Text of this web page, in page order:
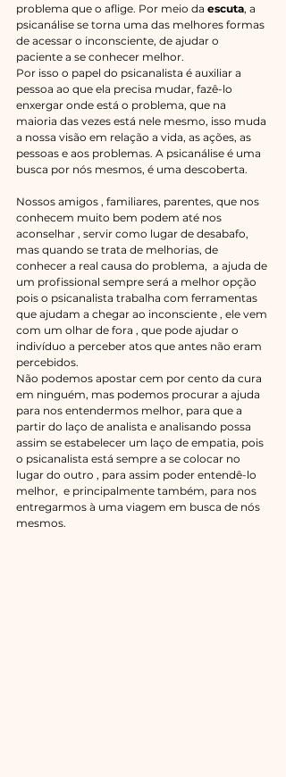
problema que o aflige. Por meio da escuta, a
psicanálise se torna uma das melhores formas
de acessar o inconsciente, de ajudar o
paciente a se conhecer melhor.
Por isso o papel do psicanalista é auxiliar a
pessoa ao que ela precisa mudar, fazê-lo
enxergar onde está o problema, que na
maioria das vezes está nele mesmo, isso muda
a nossa visão em relação a vida, as ações, as
pessoas e aos problemas. A psicanálise é uma
busca por nós mesmos, é uma descoberta.
Nossos amigos , familiares, parentes, que nos
conhecem muito bem podem até nos
aconselhar , servir como lugar de desabafo,
mas quando se trata de melhorias, de
conhecer a real causa do problema,  a ajuda de
um profissional sempre será a melhor opção
pois o psicanalista trabalha com ferramentas
que ajudam a chegar ao inconsciente , ele vem
com um olhar de fora , que pode ajudar o
indivíduo a perceber atos que antes não eram
percebidos.
Não podemos apostar cem por cento da cura
em ninguém, mas podemos procurar a ajuda
para nos entendermos melhor, para que a
partir do laço de analista e analisando possa
assim se estabelecer um laço de empatia, pois
o psicanalista está sempre a se colocar no
lugar do outro , para assim poder entendê-lo
melhor,  e principalmente também, para nos
entregarmos à uma viagem em busca de nós
mesmos.